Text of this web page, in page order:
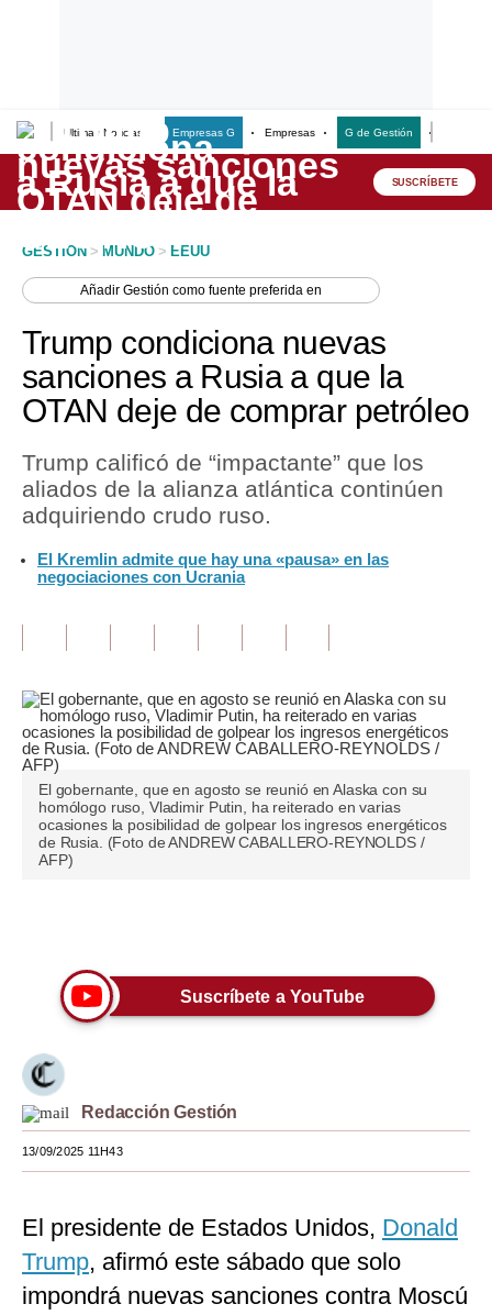
Últimas Noticias Empresas G Empresas G de Gestión
Lo último
Peru Quiosco
Economía
Mercados
Política
Tu Dinero
Finanzas Personales
Inmobiliarias
Opinión
Editorial
Pregunta de hoy
Blogs
Viajes
Moda
Estilos
Mundo
EEUU
España
Internacional
SUSCRÍBETE
GESTION > MUNDO > EEUU
AñadirGestión como fuente preferida en
Trump condiciona nuevas
sanciones a Rusia a que la
OTAN deje de comprar petróleo
Trump calificó de “impactante” que los
aliados de la alianza atlántica continúen
adquiriendo crudo ruso.
El Kremlin admite que hay una «pausa» en las
negociaciones con Ucrania
El gobernante, que en agosto se reunió en Alaska con su
homólogo ruso, Vladimir Putin, ha reiterado en varias
ocasiones la posibilidad de golpear los ingresos energéticos
de Rusia. (Foto de ANDREW CABALLERO-REYNOLDS /
AFP)
Suscríbete a YouTube
Redacción Gestión
13/09/2025 11H43
El presidente de Estados Unidos, Donald
Trump, afirmó este sábado que solo
impondrá nuevas sanciones contra Moscú